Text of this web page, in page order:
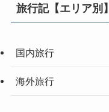
旅行記【エリア別】
国内旅行
海外旅行